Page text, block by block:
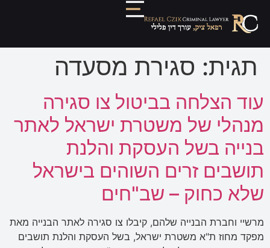
תגית: סגירת מסעדה
עוד הצלחה בביטול צו סגירה
מנהלי של משטרת ישראל לאתר
בנייה בשל העסקת והלנת
תושבים זרים השוהים בישראל
שלא כחוק – שב"חים
מרשיי וחברת הבנייה שלהם, קיבלו צו סגירה לאתר הבנייה מאת
מפקד מחוז ת"א משטרת ישראל, בשל העסקת והלנת תושבים